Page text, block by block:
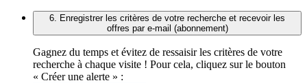
6. Enregistrer les critères de votre recherche et recevoir les
offres par e-mail (abonnement)
Gagnez du temps et évitez de ressaisir les critères de votre
recherche à chaque visite ! Pour cela, cliquez sur le bouton
« Créer une alerte » :